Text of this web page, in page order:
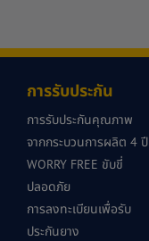
การรับประกัน
การรับประกันคุณภาพ
จากกระบวนการผลิต 4 ปี
WORRY FREE ขับขี่
ปลอดภัย
การลงทะเบียนเพื่อรับ
ประกันยาง